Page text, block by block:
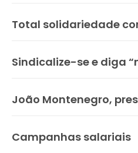
Total solidariedade
Sindicalize-se e diga
João Montenegro,
Campanhas salariais